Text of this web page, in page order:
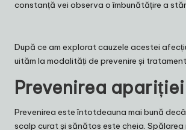
constanță vei observa o îmbunătățire a
După ce am explorat cauzele acestei
uităm la modalități de prevenire și
Prevenirea
Prevenirea este întotdeauna mai bună
scalp curat și sănătos este cheia. Spălarea